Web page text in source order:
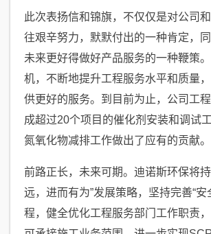
此次表扬信和锦旗，不仅仅是对公司
往艰辛努力，默默付出的一种肯定，同
未来更好得做好产品服务的一种鞭策
机，不断地提升工程服务水平和质量
供更好的服务。到目前为止，公司工
成超过20个项目的催化剂安装和调试
氮氧化物减排工作做出了应有的贡献。
前路正长，未来可期。迪诺斯环保将
远，进而有为”发展策略，坚持完善“安
程，健全优化工程服务部门工作职责